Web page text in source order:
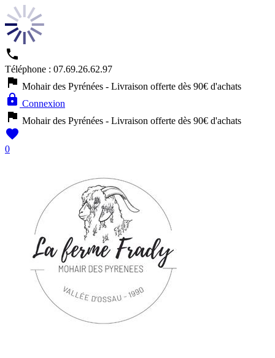

Téléphone : 07.69.26.62.97
 Mohair des Pyrénées - Livraison offerte dès 90€ d'achats
 Connexion
 Mohair des Pyrénées - Livraison offerte dès 90€ d'achats

0